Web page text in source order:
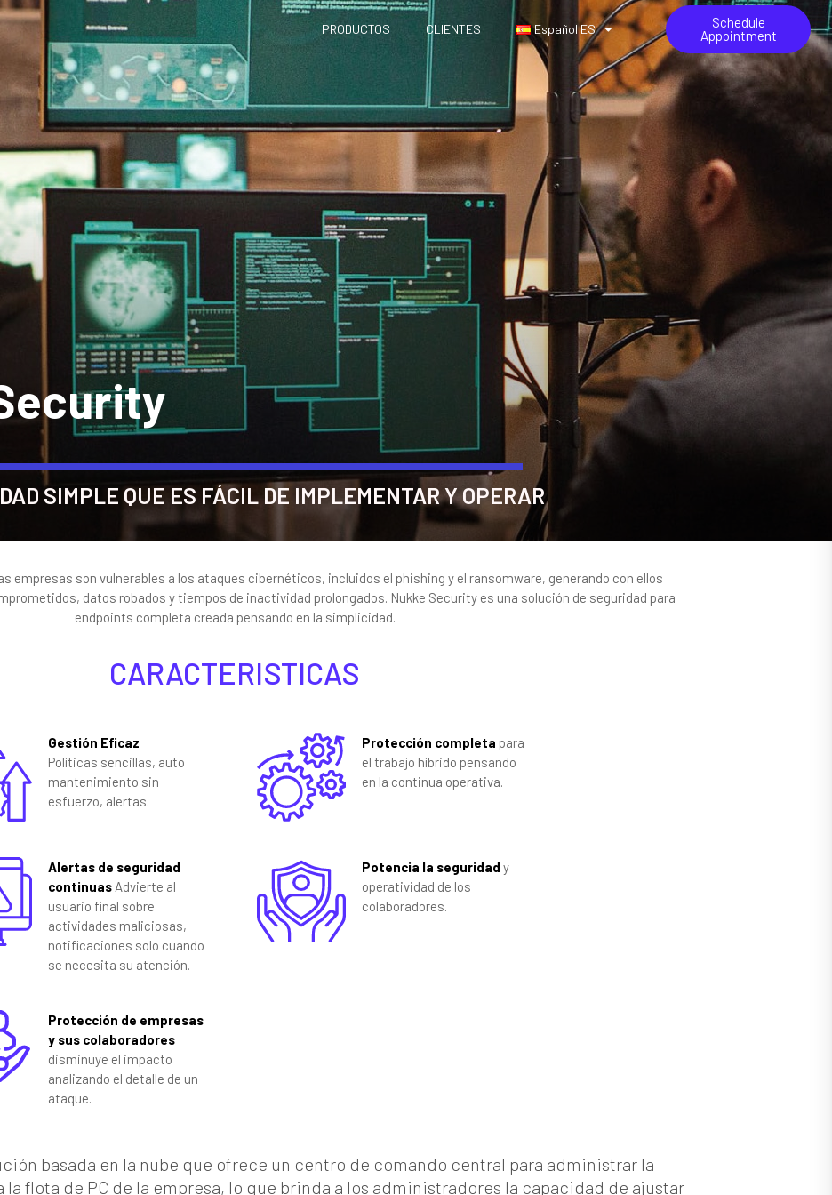
PRODUCTOS CLIENTES Español ES
Schedule
Appointment
SIMPLE QUE ES FÁCIL DE IMPLEMENTAR Y OPERAR
empresas son vulnerables a los ataques cibernéticos, incluidos el phishing y el ransomware, generando con ellos
datos robados y tiempos de inactividad prolongados. Nukke Security es una solución de seguridad para
endpoints completa creada pensando en la simplicidad.
CARACTERISTICAS
Gestión Eficaz
Políticas sencillas, auto
mantenimiento sin
esfuerzo, alertas.
Protección completa para
el trabajo híbrido pensando
en la continua operativa.
Alertas de seguridad
continuasAdvierte al
usuario final sobre
actividades maliciosas,
notificaciones solo cuando
se necesita su atención.
Potencia la seguridad y
operatividad de los
colaboradores.
Protección de empresas
y sus colaboradores
disminuye el impacto
analizando el detalle de un
ataque.
basada en la nube que ofrece un centro de comando central para administrar la
flota de PC de la empresa, lo que brinda a los administradores la capacidad de ajustar